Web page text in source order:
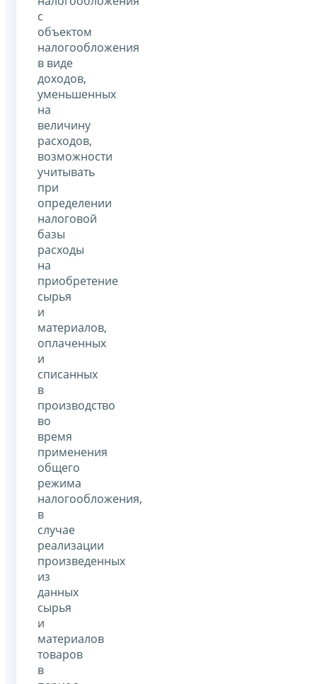
с
объектом
налогообложения
в виде
доходов,
уменьшенных
на
величину
расходов,
возможности
учитывать
при
определении
налоговой
базы
расходы
на
приобретение
сырья
и
материалов,
оплаченных
и
списанных
в
производство
во
время
применения
общего
режима
налогообложения,
в
случае
реализации
произведенных
из
данных
сырья
и
материалов
товаров
в